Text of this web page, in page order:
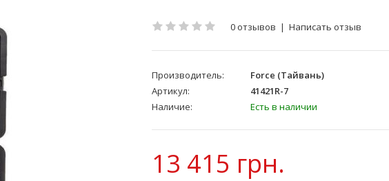
0 отзывов | Написать отзыв
Производитель:
Force (Тайвань)
Артикул:
41421R-7
Наличие:
Есть в наличии
13 415 грн.